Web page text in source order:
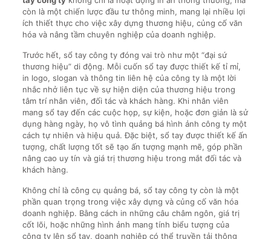
còn là một chiến lược đầu tư thông minh, mang lại nhiều lợi
ích thiết thực cho việc xây dựng thương hiệu, củng cố văn
hóa và nâng tầm chuyên nghiệp của doanh nghiệp.
Trước hết, sổ tay công ty đóng vai trò như một “đại sứ
thương hiệu” di động. Mỗi cuốn sổ tay được thiết kế tỉ mỉ,
in logo, slogan và thông tin liên hệ của công ty là một lời
nhắc nhở liên tục về sự hiện diện của thương hiệu trong
tâm trí nhân viên, đối tác và khách hàng. Khi nhân viên
mang sổ tay đến các cuộc họp, sự kiện, hoặc đơn giản là sử
dụng hàng ngày, họ vô tình quảng bá hình ảnh công ty một
cách tự nhiên và hiệu quả. Đặc biệt, sổ tay được thiết kế ấn
tượng, chất lượng tốt sẽ tạo ấn tượng mạnh mẽ, góp phần
nâng cao uy tín và giá trị thương hiệu trong mắt đối tác và
khách hàng.
Không chỉ là công cụ quảng bá, sổ tay công ty còn là một
phần quan trọng trong việc xây dựng và củng cố văn hóa
doanh nghiệp. Bằng cách in những câu châm ngôn, giá trị
cốt lõi, hoặc những hình ảnh mang tính biểu tượng của
công ty lên sổ tay, doanh nghiệp có thể truyền tải thông